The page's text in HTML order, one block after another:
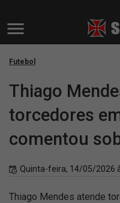
Futebol
Thiago
torcedores
comentou
Quinta-feira, 14/05/2026
Thiago Mendes atende